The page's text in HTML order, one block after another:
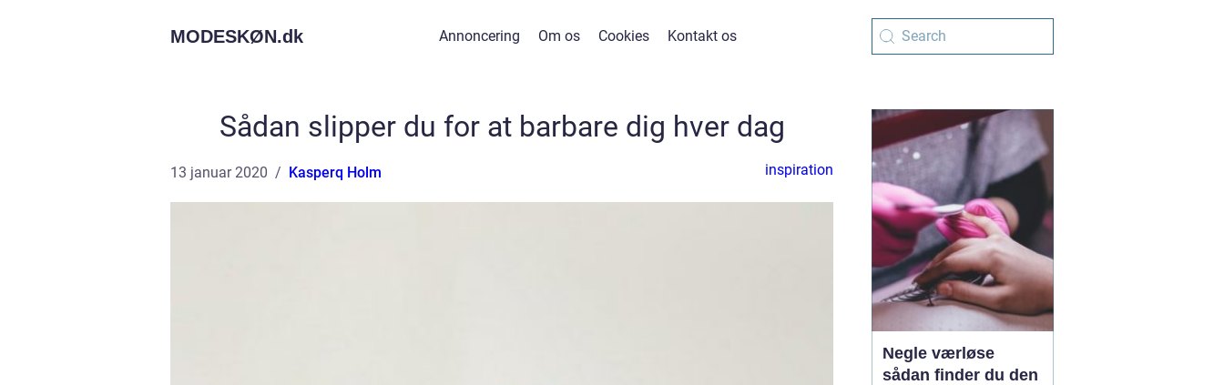
MODESKØN.dk Annoncering Om os Cookies Kontakt os
Sådan slipper du for at barbare dig hver dag
13 januar 2020 Kasperq Holm inspiration
Negle værløse
sådan finder du den